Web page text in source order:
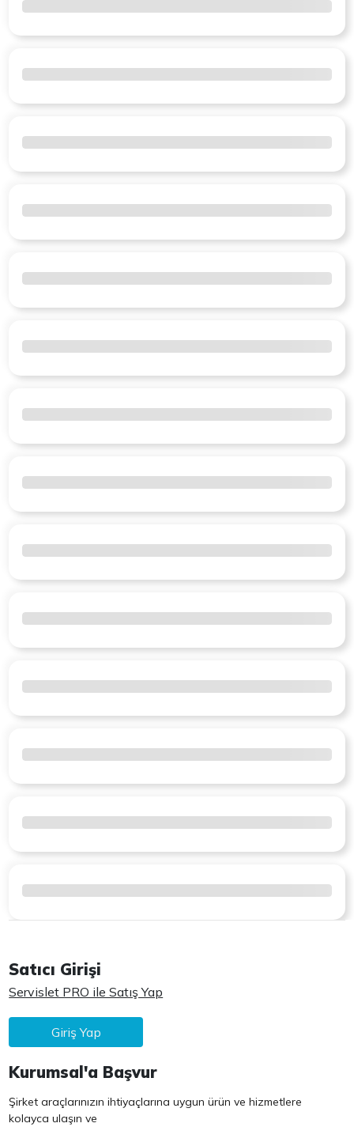
Satıcı Girişi
Servislet PRO ile Satış Yap
Giriş Yap
Kurumsal'a Başvur
Şirket araçlarınızın ihtiyaçlarına uygun ürün ve hizmetlere
kolayca ulaşın ve